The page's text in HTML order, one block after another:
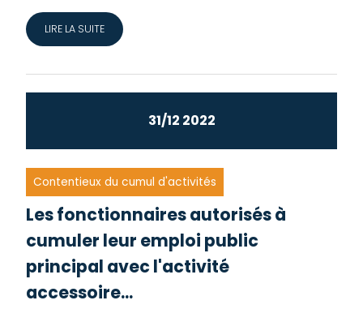
LIRE LA SUITE
31/12 2022
Contentieux du cumul d'activités
Les fonctionnaires autorisés à
cumuler leur emploi public
principal avec l'activité
accessoire...